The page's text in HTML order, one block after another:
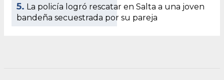
5. La policía logró rescatar en Salta a una joven
bandeña secuestrada por su pareja